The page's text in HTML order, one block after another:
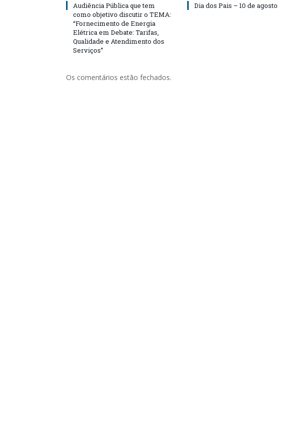
Audiência Pública que tem
como objetivo discutir o TEMA:
“Fornecimento de Energia
Elétrica em Debate: Tarifas,
Qualidade e Atendimento dos
Serviços”
Dia dos Pais – 10 de agosto
Os comentários estão fechados.